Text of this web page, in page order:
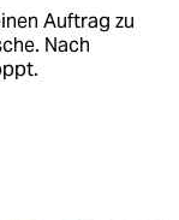
Auftrag zu
Nach